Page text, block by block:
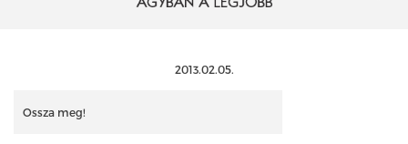
2013.02.05.
Ossza meg!